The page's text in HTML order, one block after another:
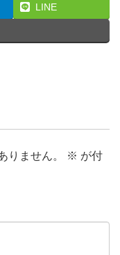
LINE
りません。 ※ が付